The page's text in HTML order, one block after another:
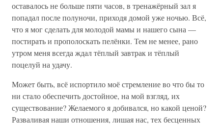
оставалось не больше пяти часов, в тренажёрный зал я
попадал после полуночи, приходя домой уже ночью. Всё,
что я мог сделать для молодой мамы и нашего сына —
постирать и прополоскать пелёнки. Тем не менее, рано
утром меня всегда ждал тёплый завтрак и тёплый
поцелуй на удачу.
Может быть, всё испортило моё стремление во что бы то
ни стало обеспечить достойное, на мой взгляд, их
существование? Желаемого я добивался, но какой ценой?
Разваливая наши отношения, лишая нас, тех бесценных